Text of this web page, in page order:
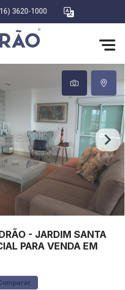
3620-1000
- JARDIM SANTA
PARA VENDA EM